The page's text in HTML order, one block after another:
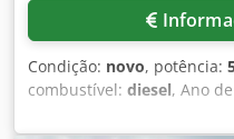
Condição: novo, potência:
combustível: diesel, Ano
9.780 kg Dsdpszrrw Aofx